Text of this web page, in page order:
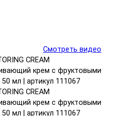
Смотреть видео